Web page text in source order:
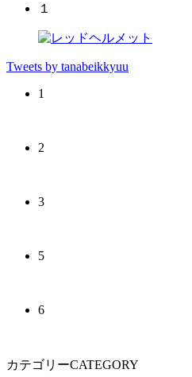
１
Tweets by tanabeikkyuu
1
2
3
5
6
カテゴリーCATEGORY